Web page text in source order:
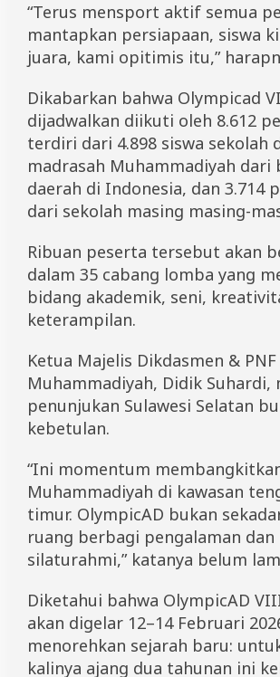
“Terus mensport aktif semua
mantapkan persiapaan, siswa
juara, kami opitimis itu,”
Dikabarkan bahwa Olympicad
dijadwalkan diikuti oleh 8.612
terdiri dari 4.898 siswa sekolah
madrasah Muhammadiyah dari
daerah di Indonesia, dan 3.714
dari sekolah masing masing-
Ribuan peserta tersebut akan
dalam 35 cabang lomba yang
bidang akademik, seni,
keterampilan.
Ketua Majelis Dikdasmen & PNF
Muhammadiyah, Didik Suhardi,
penunjukan Sulawesi Selatan
kebetulan.
“Ini momentum
Muhammadiyah di kawasan
timur. OlympicAD bukan
ruang berbagi pengalaman
silaturahmi,” katanya belum
Diketahui bahwa OlympicAD
akan digelar 12–14 Februari
menorehkan sejarah baru:
kalinya ajang dua tahunan ini